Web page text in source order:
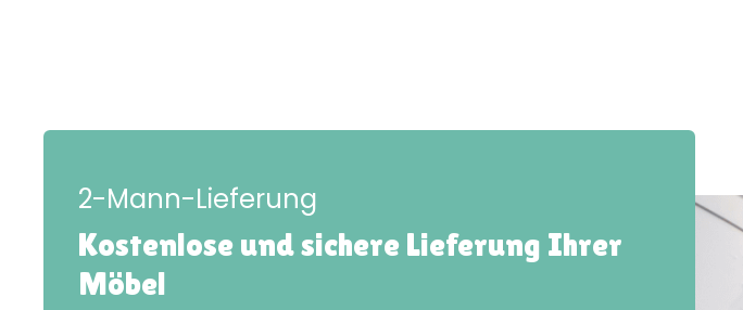
2-Mann-Lieferung
Kostenlose und sichere Lieferung Ihrer
Möbel